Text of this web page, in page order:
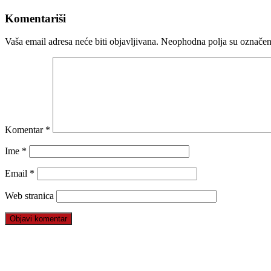
Komentariši
Vaša email adresa neće biti objavljivana. Neophodna polja su
Komentar *
Ime *
Email *
Web stranica